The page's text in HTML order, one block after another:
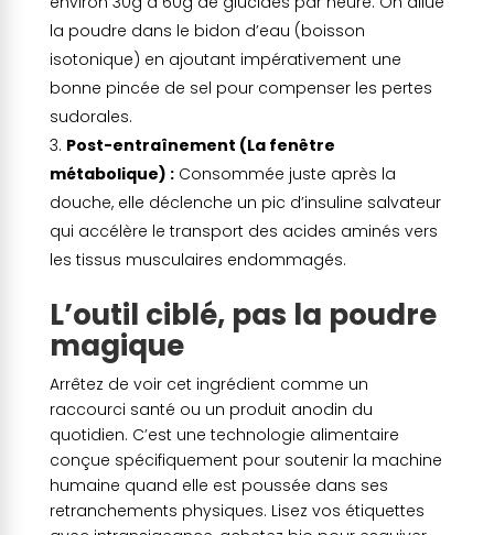
la poudre dans le bidon d’eau (boisson
isotonique) en ajoutant impérativement une
bonne pincée de sel pour compenser les pertes
sudorales.
Post-entraînement (La fenêtre
métabolique) :Consommée juste après la
douche, elle déclenche un pic d’insuline salvateur
qui accélère le transport des acides aminés vers
les tissus musculaires endommagés.
L’outil ciblé, pas la poudre
magique
Arrêtez de voir cet ingrédient comme un
raccourci santé ou un produit anodin du
quotidien. C’est une technologie alimentaire
conçue spécifiquement pour soutenir la machine
humaine quand elle est poussée dans ses
retranchements physiques. Lisez vos étiquettes